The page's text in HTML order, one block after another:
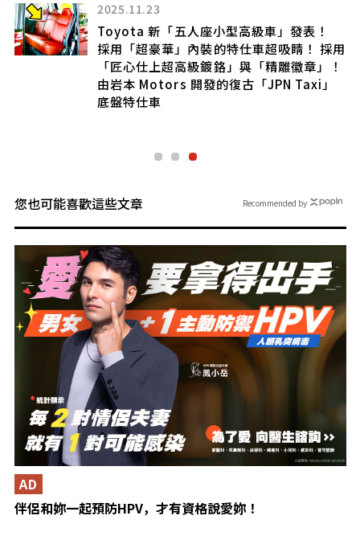
2025.11.23
Toyota 新「五人座小型高級車」發表！
採用「超豪華」內裝的特仕車超吸睛！ 採用
「匠心仕上超高級鍍鉻」與「精雕徽章」！
由岩本 Motors 開發的復古「JPN Taxi」
底盤特仕車
您也可能喜歡這些文章
伴侶和妳一起預防HPV，才有資格說愛妳！
AD
Recommended by